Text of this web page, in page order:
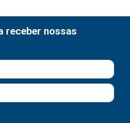
receber nossas